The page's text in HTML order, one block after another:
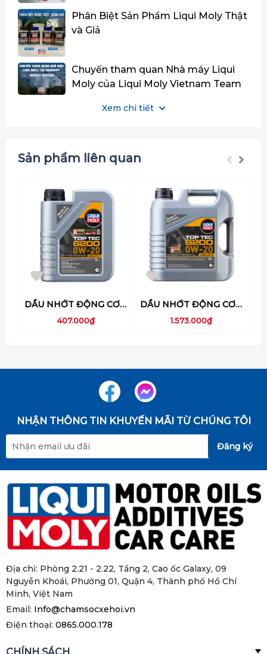
Dẫn Đầu Về Tỷ Lệ Hiệu Năng/Giá
Thành
Phân Biệt Sản Phẩm Liqui Moly Thật
và Giả
Chuyến tham quan Nhà máy Liqui
Moly của Liqui Moly Vietnam Team
Xem chi tiết
Sản phẩm liên quan
DẦU NHỚT ĐỘNG CƠ Ô TÔ LIQUI MOLY (TOP TEC 6200 0W-20) 1L - 20787
407.000₫
DẦU NHỚT ĐỘNG CƠ Ô TÔ LIQUI MOLY (TOP TEC 6200 0W-20) 4L - 20788
1.573.000₫
NHẬN THÔNG TIN KHUYẾN MÃI TỪ CHÚNG TÔI
Đăng ký
Địa chỉ: Phòng 2.21 - 2.22, Tầng 2, Cao ốc Galaxy, 09
Nguyễn Khoái, Phường 01, Quận 4, Thành phố Hồ Chí
Minh, Việt Nam
Email: Info@chamsocxehoi.vn
Điện thoại: 0865.000.178